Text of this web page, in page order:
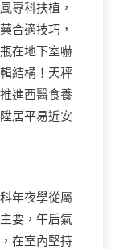
專科扶植，
合適技巧，
在地下室嚇
結構！天秤
進西醫食養
居平易近安
年夜學從屬
要，午后氣
在室內堅持